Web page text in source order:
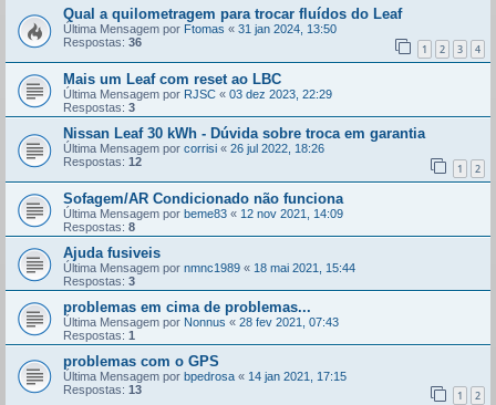
Qual a quilometragem para trocar fluídos do Leaf
Última Mensagem por Ftomas « 31 jan 2024, 13:50
Respostas: 36 1 2 3 4
Mais um Leaf com reset ao LBC
Última Mensagem por RJSC « 03 dez 2023, 22:29
Respostas: 3
Nissan Leaf 30 kWh - Dúvida sobre troca em garantia
Última Mensagem por corrisi « 26 jul 2022, 18:26
Respostas: 12 1 2
Sofagem/AR Condicionado não funciona
Última Mensagem por beme83 « 12 nov 2021, 14:09
Respostas: 8
Ajuda fusiveis
Última Mensagem por nmnc1989 « 18 mai 2021, 15:44
Respostas: 3
problemas em cima de problemas...
Última Mensagem por Nonnus « 28 fev 2021, 07:43
Respostas: 1
problemas com o GPS
Última Mensagem por bpedrosa « 14 jan 2021, 17:15
Respostas: 13 1 2